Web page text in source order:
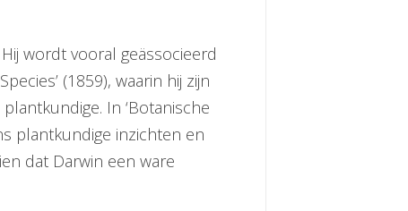
wordt vooral geässocieerd
(1859), waarin hij zijn
In ‘Botanische
plantkundige inzichten en
dat Darwin een ware